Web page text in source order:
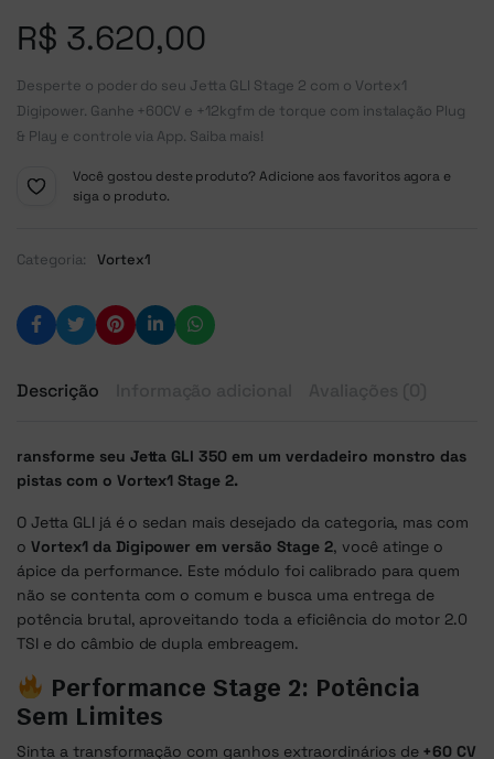
R$ 3.620,00
Desperte o poder do seu Jetta GLI Stage 2 com o Vortex1
Digipower. Ganhe +60CV e +12kgfm de torque com instalação Plug
& Play e controle via App. Saiba mais!
Você gostou deste produto? Adicione aos favoritos agora e
siga o produto.
Categoria: Vortex1
Descrição
ransforme seu Jetta GLI 350 em um verdadeiro monstro das
pistas com o Vortex1 Stage 2.
O Jetta GLI já é o sedan mais desejado da categoria, mas com
o Vortex1 da Digipower em versão Stage 2, você atinge o
ápice da performance. Este módulo foi calibrado para quem
não se contenta com o comum e busca uma entrega de
potência brutal, aproveitando toda a eficiência do motor 2.0
TSI e do câmbio de dupla embreagem.
Performance Stage 2: Potência
Sem Limites
Sinta a transformação com ganhos extraordinários de +60 CV